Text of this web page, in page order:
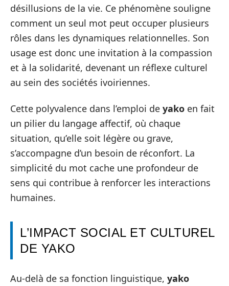
désillusions de la vie. Ce phénomène souligne
comment un seul mot peut occuper plusieurs
rôles dans les dynamiques relationnelles. Son
usage est donc une invitation à la compassion
et à la solidarité, devenant un réflexe culturel
au sein des sociétés ivoiriennes.
Cette polyvalence dans l’emploi de yako en fait
un pilier du langage affectif, où chaque
situation, qu’elle soit légère ou grave,
s’accompagne d’un besoin de réconfort. La
simplicité du mot cache une profondeur de
sens qui contribue à renforcer les interactions
humaines.
L’IMPACT SOCIAL ET CULTUREL
DE YAKO
Au-delà de sa fonction linguistique, yako